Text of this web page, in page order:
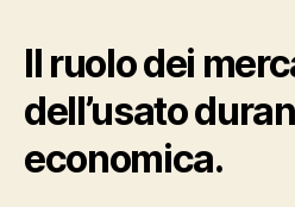
Il ruolo dei
dell’usato
economica.